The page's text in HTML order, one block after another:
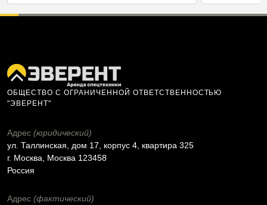
ОБЩЕСТВО С ОГРАНИЧЕННОЙ ОТВЕТСТВЕННОСТЬЮ
"ЭВЕРЕНТ"
Адрес (юридический)
ул. Таллинская, дом 17, корпус 4, квартира 325
г. Москва, Москва 123458
Россия
Адрес (фактический)